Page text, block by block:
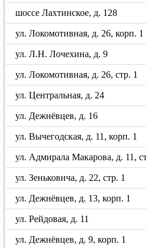
шоссе Лахтинское, д. 128
ул. Локомотивная, д. 26, корп. 1
ул. Л.Н. Лочехина, д. 9
ул. Локомотивная, д. 26, стр. 1
ул. Центральная, д. 24
ул. Дежнёвцев, д. 16
ул. Вычегодская, д. 11, корп. 1
ул. Адмирала Макарова, д. 11,
ул. Зеньковича, д. 22, стр. 1
ул. Дежнёвцев, д. 13, корп. 1
ул. Рейдовая, д. 11
ул. Дежнёвцев, д. 9, корп. 1